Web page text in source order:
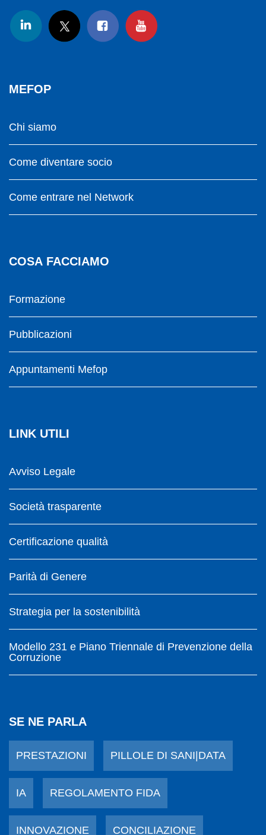
MEFOP
Chi siamo
Come diventare socio
Come entrare nel Network
COSA FACCIAMO
Formazione
Pubblicazioni
Appuntamenti Mefop
LINK UTILI
Avviso Legale
Società trasparente
Certificazione qualità
Parità di Genere
Strategia per la sostenibilità
Modello 231 e Piano Triennale di Prevenzione della
Corruzione
SE NE PARLA
PRESTAZIONI PILLOLE DI SANI|DATA
IA REGOLAMENTO FIDA
INNOVAZIONE CONCILIAZIONE